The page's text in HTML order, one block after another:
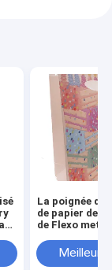
La poignée de
de papier de
de Flexo met
empaquetant
l'emballage
Meilleur